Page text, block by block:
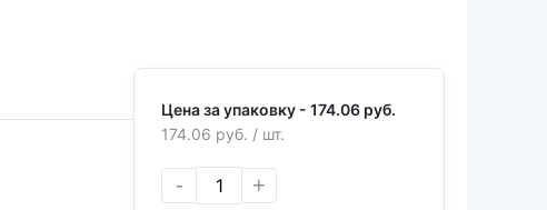
Цена за упаковку - 174.06 руб.
174.06 руб. / шт.
- +